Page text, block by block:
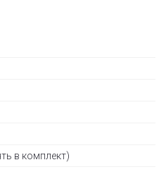
в комплект)